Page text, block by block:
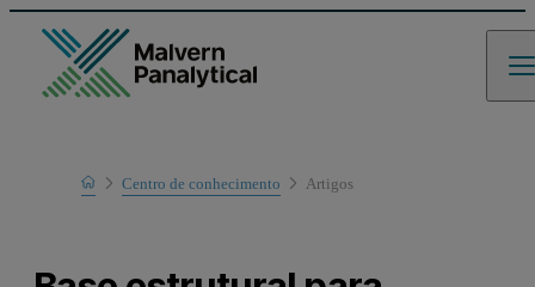
Home
Learn
Centro de conhecimento Artigos